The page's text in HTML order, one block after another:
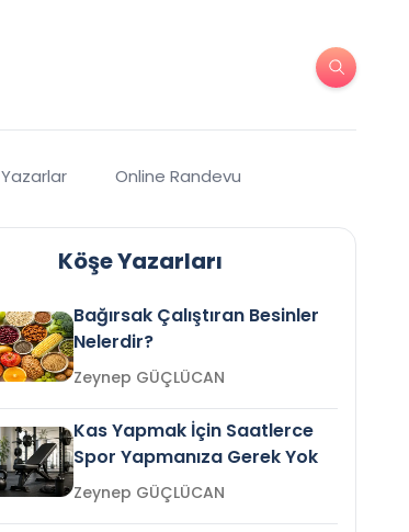
Yazarlar Online Randevu
Köşe Yazarları
Bağırsak Çalıştıran Besinler
Nelerdir?
Zeynep GÜÇLÜCAN
Kas Yapmak İçin Saatlerce
Spor Yapmanıza Gerek Yok
Zeynep GÜÇLÜCAN